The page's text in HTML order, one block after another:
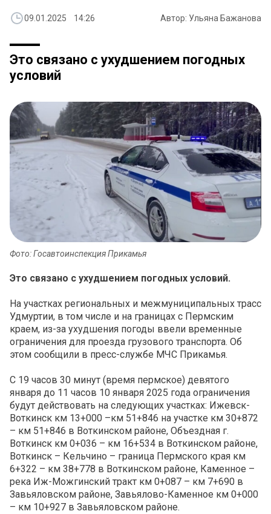
09.01.2025 14:26 Автор: Ульяна Бажанова
Это связано с ухудшением погодных
условий
Фото: Госавтоинспекция Прикамья
Это связано с ухудшением погодных условий.
На участках региональных и межмуниципальных трасс
Удмуртии, в том числе и на границах с Пермским
краем, из-за ухудшения погоды ввели временные
ограничения для проезда грузового транспорта. Об
этом сообщили в пресс-службе МЧС Прикамья.
С 19 часов 30 минут (время пермское) девятого
января до 11 часов 10 января 2025 года ограничения
будут действовать на следующих участках: Ижевск-
Воткинск км 13+000 –км 51+846 на участке км 30+872
– км 51+846 в Воткинском районе, Объездная г.
Воткинск км 0+036 – км 16+534 в Воткинском районе,
Воткинск – Кельчино – граница Пермского края км
6+322 – км 38+778 в Воткинском районе, Каменное –
река Иж-Можгинский тракт км 0+087 – км 7+690 в
Завьяловском районе, Завьялово-Каменное км 0+000
– км 10+927 в Завьяловском районе.